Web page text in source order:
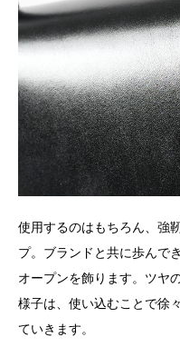
使用するのはもちろん、強
プ。ブランドと共に歩んで
オープンを飾ります。ツヤ
様子は、使い込むことで徐
ていきます。